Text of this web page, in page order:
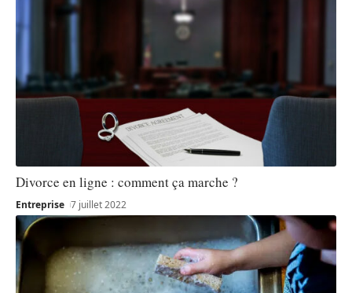
Divorce en ligne : comment ça marche ?
Entreprise 7 juillet 2022